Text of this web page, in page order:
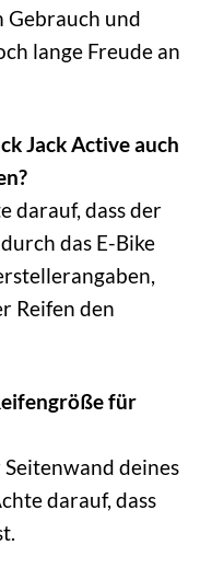
Gebrauch und
lange Freude an
Jack Active auch
darauf, dass der
das E-Bike
Reifen den
für
deines
darauf, dass